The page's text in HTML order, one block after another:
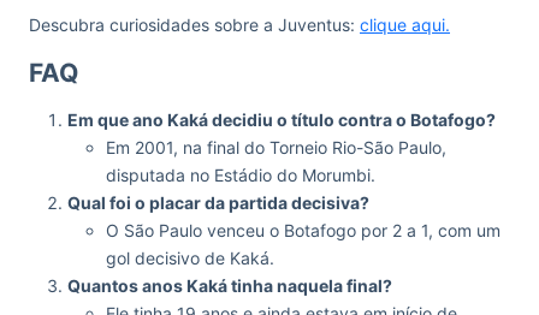
Descubra curiosidades sobre a Juventus: clique aqui.
FAQ
Em que ano Kaká decidiu o título contra o Botafogo?
Em 2001, na final do Torneio Rio-São Paulo,
disputada no Estádio do Morumbi.
Qual foi o placar da partida decisiva?
O São Paulo venceu o Botafogo por 2 a 1, com um
gol decisivo de Kaká.
Quantos anos Kaká tinha naquela final?